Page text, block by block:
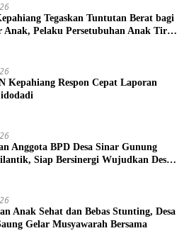
Tegaskan Tuntutan Berat bagi
Anak, Pelaku Persetubuhan Anak Tiri
Kepahiang Respon Cepat Laporan
Anggota BPD Desa Sinar Gunung
Siap Bersinergi Wujudkan Desa
Anak Sehat dan Bebas Stunting, Desa
Gelar Musyawarah Bersama